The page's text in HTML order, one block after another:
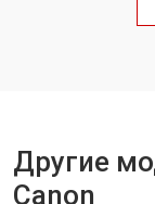
Чистка матрицы
Другие
Canon